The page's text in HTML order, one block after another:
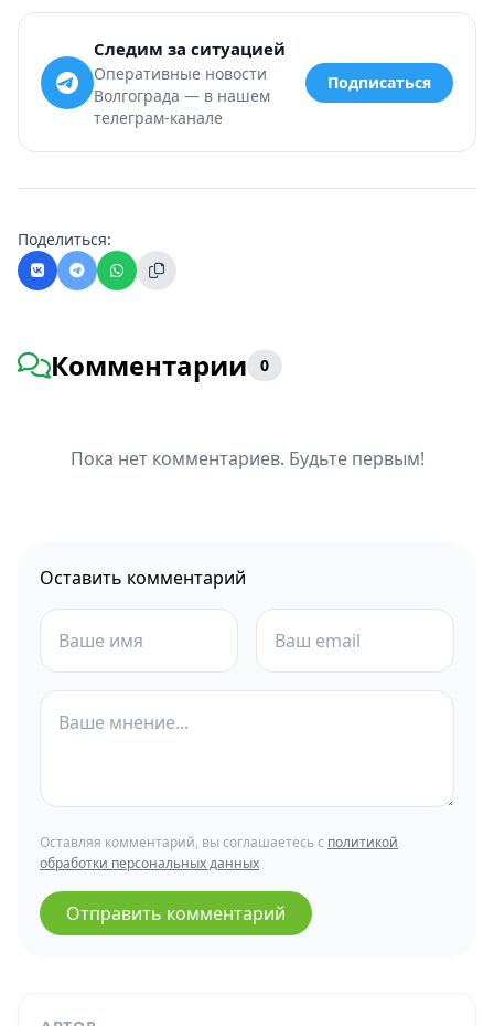
Следим за ситуацией
Оперативные новости
Волгограда — в нашем
телеграм-канале
Подписаться
Поделиться:
Комментарии 0
Пока нет комментариев. Будьте первым!
Оставить комментарий
Оставляя комментарий, вы соглашаетесь с политикой
обработки персональных данных
Отправить комментарий